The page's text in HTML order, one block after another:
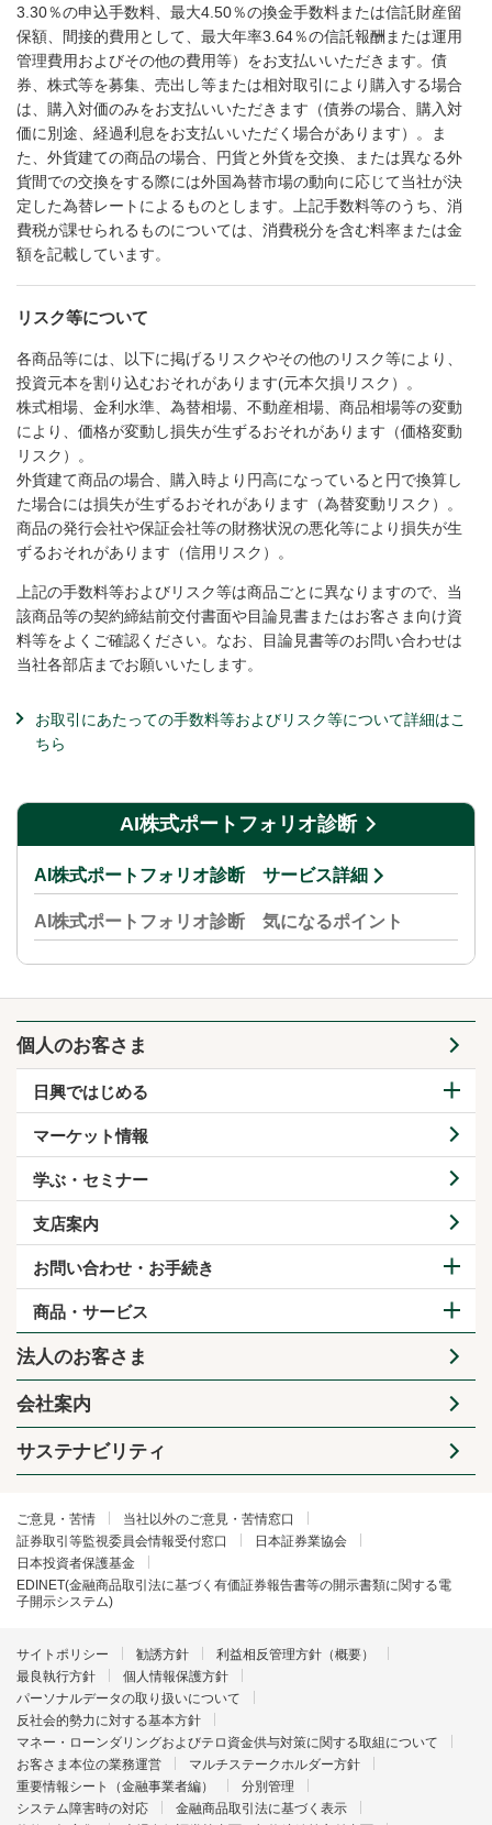
3.30％の申込手数料、最大4.50％の換金手数料または信託財産留
保額、間接的費用として、最大年率3.64％の信託報酬または運用
管理費用およびその他の費用等）をお支払いいただきます。債
券、株式等を募集、売出し等または相対取引により購入する場合
は、購入対価のみをお支払いいただきます（債券の場合、購入対
価に別途、経過利息をお支払いいただく場合があります）。ま
た、外貨建ての商品の場合、円貨と外貨を交換、または異なる外
貨間での交換をする際には外国為替市場の動向に応じて当社が決
定した為替レートによるものとします。上記手数料等のうち、消
費税が課せられるものについては、消費税分を含む料率または金
額を記載しています。
リスク等について
各商品等には、以下に掲げるリスクやその他のリスク等により、
投資元本を割り込むおそれがあります(元本欠損リスク）。
株式相場、金利水準、為替相場、不動産相場、商品相場等の変動
により、価格が変動し損失が生ずるおそれがあります（価格変動
リスク）。
外貨建て商品の場合、購入時より円高になっていると円で換算し
た場合には損失が生ずるおそれがあります（為替変動リスク）。
商品の発行会社や保証会社等の財務状況の悪化等により損失が生
ずるおそれがあります（信用リスク）。
上記の手数料等およびリスク等は商品ごとに異なりますので、当
該商品等の契約締結前交付書面や目論見書またはお客さま向け資
料等をよくご確認ください。なお、目論見書等のお問い合わせは
当社各部店までお願いいたします。
お取引にあたっての手数料等およびリスク等について詳細はこ
ちら
AI株式ポートフォリオ診断
AI株式ポートフォリオ診断 サービス詳細
AI株式ポートフォリオ診断 気になるポイント
個人のお客さま
日興ではじめる
マーケット情報
学ぶ・セミナー
支店案内
お問い合わせ・お手続き
商品・サービス
法人のお客さま
会社案内
サステナビリティ
ご意見・苦情
当社以外のご意見・苦情窓口
証券取引等監視委員会情報受付窓口
日本証券業協会
日本投資者保護基金
EDINET(金融商品取引法に基づく有価証券報告書等の開示書類に関する電
子開示システム)
サイトポリシー 勧誘方針
利益相反管理方針（概要）
最良執行方針
個人情報保護方針
パーソナルデータの取り扱いについて
反社会的勢力に対する基本方針
マネー・ローンダリングおよびテロ資金供与対策に関する取組について
お客さま本位の業務運営
マルチステークホルダー方針
重要情報シート（金融事業者編）
分別管理
システム障害時の対応
金融商品取引法に基づく表示